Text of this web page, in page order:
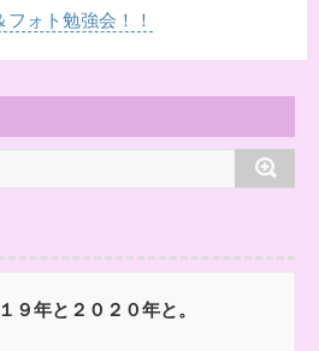
ォト勉強会！！
９年と２０２０年と。